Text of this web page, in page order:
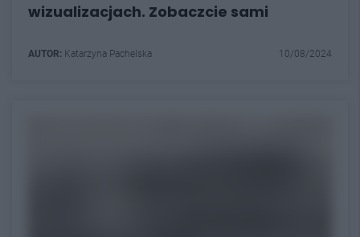
wizualizacjach. Zobaczcie sami
AUTOR: Katarzyna Pachelska 10/08/2024